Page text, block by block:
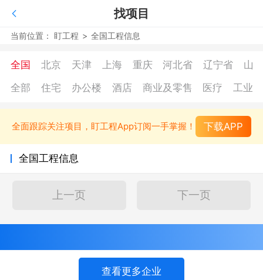
找项目
当前位置： 盯工程 > 全国工程信息
全国 北京 天津 上海 重庆 河北省 辽宁省
山
全部
住宅 办公楼 酒店 商业及零售 医疗 工业
全面跟踪关注项目，盯工程App订阅一手掌握！ 下载APP
全国工程信息
上一页 下一页
查看更多企业